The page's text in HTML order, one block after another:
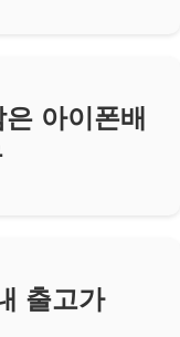
아이폰배
출고가